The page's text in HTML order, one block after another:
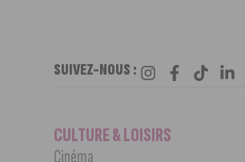
SUIVEZ-NOUS :
CULTURE & LOISIRS
Cinéma